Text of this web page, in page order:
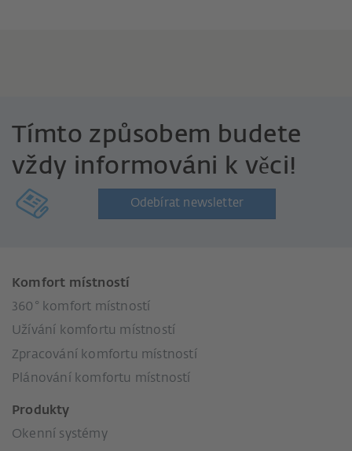
Tímto způsobem budete
vždy informováni k věci!
Odebírat newsletter
Komfort místností
360° komfort místností
Užívání komfortu místností
Zpracování komfortu místností
Plánování komfortu místností
Produkty
Okenní systémy